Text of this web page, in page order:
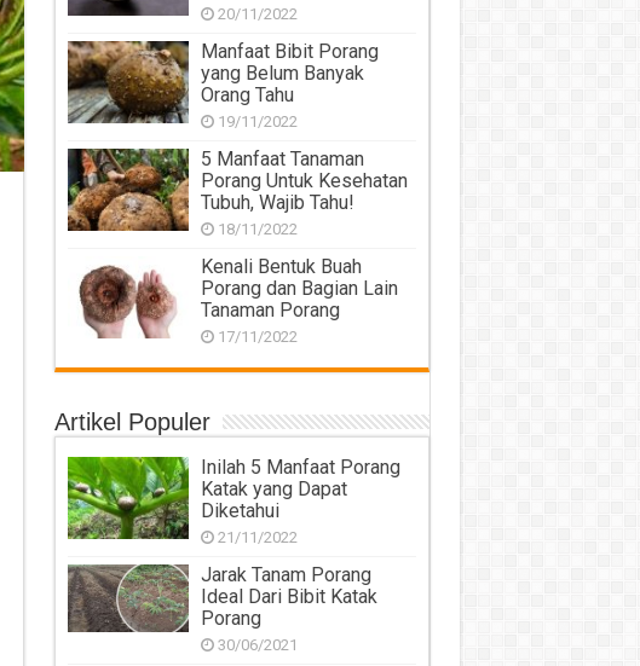
20/11/2022
Manfaat Bibit Porang
yang Belum Banyak
Orang Tahu
19/11/2022
5 Manfaat Tanaman
Porang Untuk Kesehatan
Tubuh, Wajib Tahu!
18/11/2022
Kenali Bentuk Buah
Porang dan Bagian Lain
Tanaman Porang
17/11/2022
Artikel Populer
Inilah 5 Manfaat Porang
Katak yang Dapat
Diketahui
21/11/2022
Jarak Tanam Porang
Ideal Dari Bibit Katak
Porang
30/06/2021